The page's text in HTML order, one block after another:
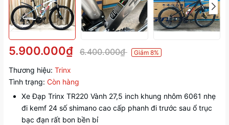
5.900.000₫ 6.400.000₫ Giảm 8%
Thương hiệu: Trinx
Tình trạng: Còn hàng
Xe Đạp Trinx TR220 Vành 27,5 inch khung nhôm 6061 nhẹ
đi kemf 24 số shimano cao cấp phanh đi trước sau ổ trục
bạc đạn rất bon bền bỉ